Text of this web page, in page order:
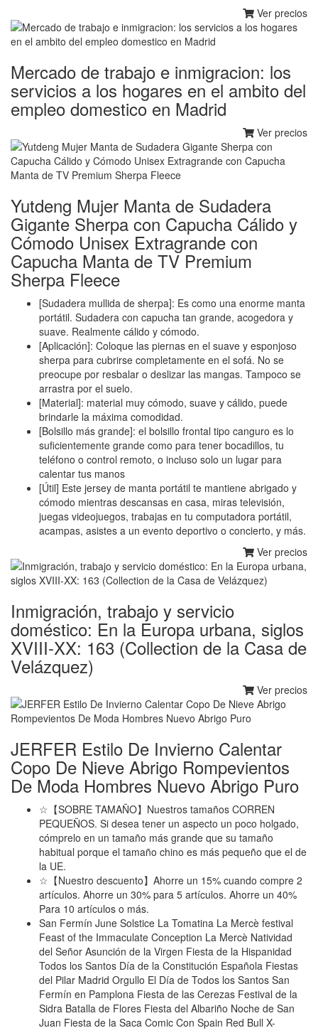
Ver precios
Mercado de trabajo e inmigracion: los
servicios a los hogares en el ambito del
empleo domestico en Madrid
Ver precios
Yutdeng Mujer Manta de Sudadera
Gigante Sherpa con Capucha Cálido y
Cómodo Unisex Extragrande con
Capucha Manta de TV Premium
Sherpa Fleece
[Sudadera mullida de sherpa]: Es como una enorme manta
portátil. Sudadera con capucha tan grande, acogedora y
suave. Realmente cálido y cómodo.
[Aplicación]: Coloque las piernas en el suave y esponjoso
sherpa para cubrirse completamente en el sofá. No se
preocupe por resbalar o deslizar las mangas. Tampoco se
arrastra por el suelo.
[Material]: material muy cómodo, suave y cálido, puede
brindarle la máxima comodidad.
[Bolsillo más grande]: el bolsillo frontal tipo canguro es lo
suficientemente grande como para tener bocadillos, tu
teléfono o control remoto, o incluso solo un lugar para
calentar tus manos
[Útil] Este jersey de manta portátil te mantiene abrigado y
cómodo mientras descansas en casa, miras televisión,
juegas videojuegos, trabajas en tu computadora portátil,
acampas, asistes a un evento deportivo o concierto, y más.
Ver precios
Inmigración, trabajo y servicio
doméstico: En la Europa urbana, siglos
XVIII-XX: 163 (Collection de la Casa de
Velázquez)
Ver precios
JERFER Estilo De Invierno Calentar
Copo De Nieve Abrigo Rompevientos
De Moda Hombres Nuevo Abrigo Puro
☆【SOBRE TAMAÑO】Nuestros tamaños CORREN
PEQUEÑOS. Si desea tener un aspecto un poco holgado,
cómprelo en un tamaño más grande que su tamaño
habitual porque el tamaño chino es más pequeño que el de
la UE.
☆【Nuestro descuento】Ahorre un 15% cuando compre 2
artículos. Ahorre un 30% para 5 artículos. Ahorre un 40%
Para 10 artículos o más.
San Fermín June Solstice La Tomatina La Mercè festival
Feast of the Immaculate Conception La Mercè Natividad
del Señor Asunción de la Virgen Fiesta de la Hispanidad
Todos los Santos Día de la Constitución Española Fiestas
del Pilar Madrid Orgullo El Día de Todos los Santos San
Fermín en Pamplona Fiesta de las Cerezas Festival de la
Sidra Batalla de Flores Fiesta del Albariño Noche de San
Juan Fiesta de la Saca Comic Con Spain Red Bull X-